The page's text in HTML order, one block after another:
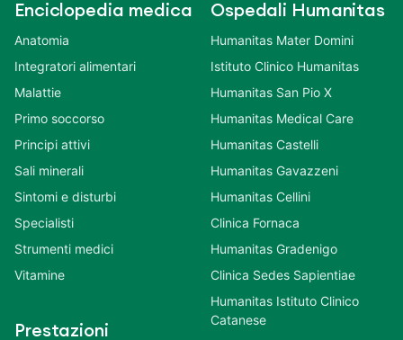
Enciclopedia medica
Anatomia
Integratori alimentari
Malattie
Primo soccorso
Principi attivi
Sali minerali
Sintomi e disturbi
Specialisti
Strumenti medici
Vitamine
Prestazioni
Ospedali Humanitas
Humanitas Mater Domini
Istituto Clinico Humanitas
Humanitas San Pio X
Humanitas Medical Care
Humanitas Castelli
Humanitas Gavazzeni
Humanitas Cellini
Clinica Fornaca
Humanitas Gradenigo
Clinica Sedes Sapientiae
Humanitas Istituto Clinico
Catanese